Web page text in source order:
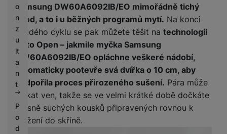
o
n
z
u
lt
a
n
t
P
o
d
Samsung DW60A6092IB/EO mimořádně tichý
chod, a to i u běžných programů mytí. Na konci
každého cyklu se pak můžete těšit na technologii
Auto Open – jakmile myčka Samsung
DW60A6092IB/EO opláchne veškeré nádobí,
automaticky pootevře svá dvířka o 10 cm, aby
podpořila proces přirozeného sušení. Pára může
unikat ven, takže se ve velmi krátké době dočkáte
krásně suchých kousků připravených rovnou k
uložení do skříně.